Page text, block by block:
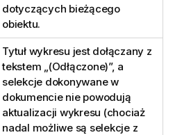
dotyczących bieżącego
obiektu.
Tytuł wykresu jest dołączany z
tekstem „(Odłączone)”, a
selekcje dokonywane w
dokumencie nie powodują
aktualizacji wykresu (chociaż
nadal możliwe są selekcje z